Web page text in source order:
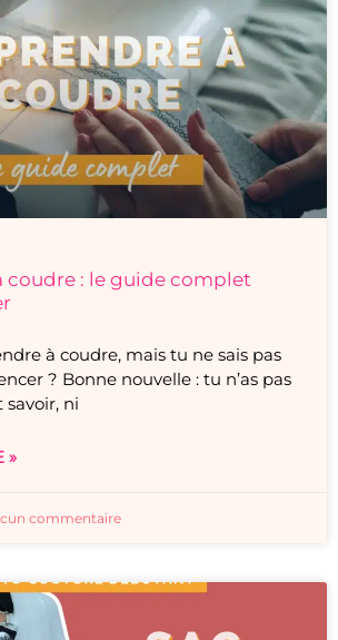
coudre : le guide complet
à coudre, mais tu ne sais pas
? Bonne nouvelle : tu n’as pas
savoir, ni
»
commentaire